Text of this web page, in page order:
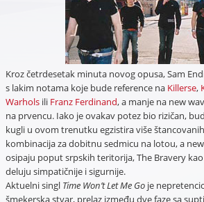
Kroz četrdesetak minuta novog opusa, Sam
s lakim notama koje bude reference na Killerse,
Warholsili Franz Ferdinand, a manje na new
na prvencu. Iako je ovakav potez bio rizičan,
kugli u ovom trenutku egzistira više štancovanih
kombinacija za dobitnu sedmicu na lotou, a
osipaju poput srpskih teritorija, The Bravery
deluju simpatičnije i sigurnije.
Aktuelni singl Time Won’t Let Me Goje
šmekerska stvar, prelaz između dve faze sa